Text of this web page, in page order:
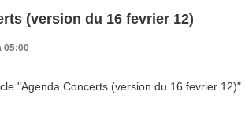
(version du 16 fevrier 12)
05:00